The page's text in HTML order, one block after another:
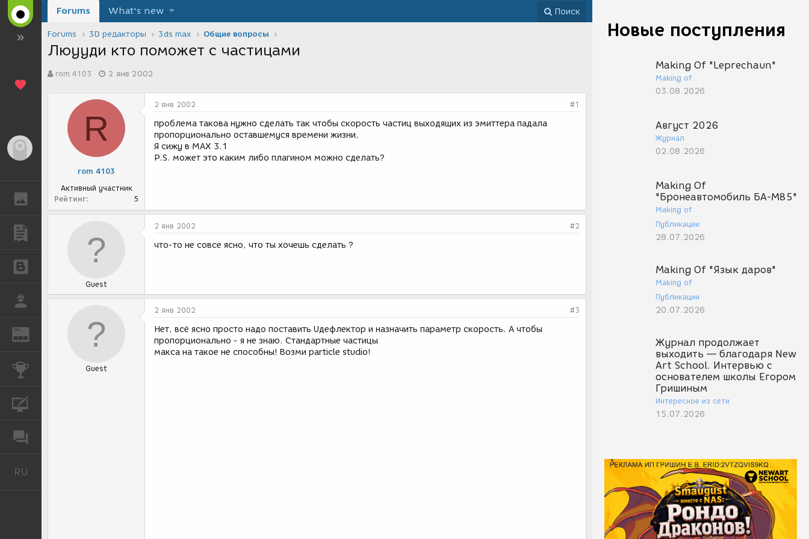
ГАЛЕРЕЯ
REN
КОНКУРСЫ
RU
Новые поступления
Making Of "Leprechaun"
Making of
03.08.2026
Август 2026
Журнал
02.08.2026
Making Of
"Бронеавтомобиль БА-М85"
Making of
Публикации
28.07.2026
Making Of "Язык даров"
Making of
Публикации
20.07.2026
Журнал продолжает
выходить — благодаря New
Art School. Интервью с
основателем школы Егором
Гришиным
Интересное из сети
15.07.2026
Forums What's new Поиск
Forums 3D редакторы 3ds max Общие вопросы
Люууди кто поможет с частицами
в
rom 4103
а
а
и
я
2 янв 2002
R
rom 4103
Активный участник
Рейтинг
5
2 янв 2002 #1
проблема такова нужно сделать так чтобы скорость частиц выходящих из эмиттера падала
пропорционально оставшемуся времени жизни,
Я сижу в МАХ 3.1
P.S. может это каким либо плагином можно сделать?
Guest
2 янв 2002 #2
что-то не совсе ясно, что ты хочешь сделать ?
Guest
2 янв 2002 #3
Нет, всё ясно просто надо поставить Uдефлектор и назначить параметр скорость. А чтобы
пропорционально - я не знаю. Стандартные частицы
макса на такое не способны! Возми particle studio!